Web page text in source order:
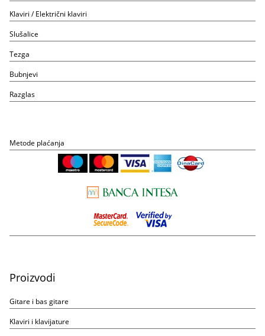
Klaviri / Električni klaviri
Slušalice
Tezga
Bubnjevi
Razglas
Metode plaćanja
Proizvodi
Gitare i bas gitare
Klaviri i klavijature